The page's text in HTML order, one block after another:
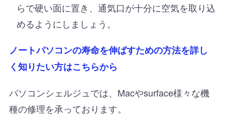
らで硬い面に置き、通気口が十分に空気を取り込
めるようにしましょう。
ノートパソコンの寿命を伸ばすための方法を詳し
く知りたい方はこちらから
パソコンシェルジュでは、Macやsurface様々な機
種の修理を承っております。